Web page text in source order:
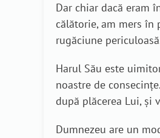
Dar chiar dacă eram
călătorie, am mers în
rugăciune
Harul Său este
noastre de
după plăcerea Lui, şi
Dumnezeu are un